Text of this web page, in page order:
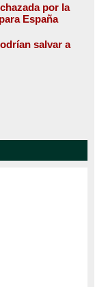
por la
España
salvar a